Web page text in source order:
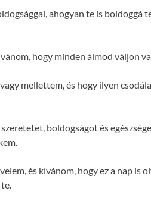
ahogyan te is boldoggá
hogy minden álmod váljon
mellettem, és hogy ilyen
boldogságot és
és kívánom, hogy ez a nap is